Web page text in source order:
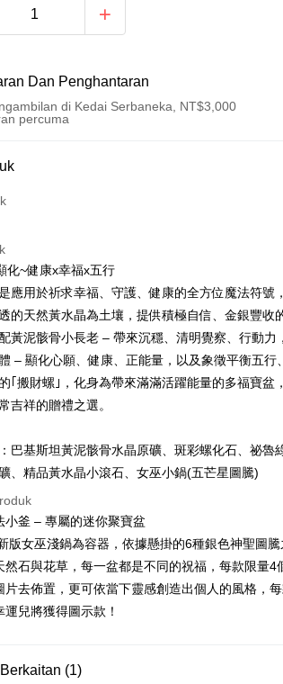
Dan Penghantaran
di Kedai Serbaneka, NT$3,000
percuma
(Bayaran Penuh)
di Kedai Serbaneka
款
| Penghantaran percuma untuk pesanan
atau lebih
款
| Penghantaran percuma untuk pesanan
lebih
| Penghantaran percuma untuk pesanan
化~健康x幸福x五行
應用於祈求幸福、守護、健康的全方位魔法符號
的天然黃水晶為土壤，提供積極自信、金銀豐收
黃泥骸骨小長老 – 帶來沉穩、清明覺察、行動力
– 顯化心願、健康、正能量，以及象徵平衡五行
｢搬財螺｣，化身為帶來滿滿活躍能量的多福寶盆
吉祥的贈禮之選。​
巴基斯坦黃泥骸骨水晶原礦、斑彩螺化石、祕魯
、精品黃水晶小滾石、女巫小鍋(五芒星圖騰)
小釜 – 專屬的迷你聚寶盆
版女巫淺鍋為容器，依據懸掛的6種銀色神聖圖騰
然石與花草，每一盆都是不同的祝福，每款限量4
片去佈置，更可依當下靈感創造出個人的風格，
運兒將獲得圖示款！
(1)